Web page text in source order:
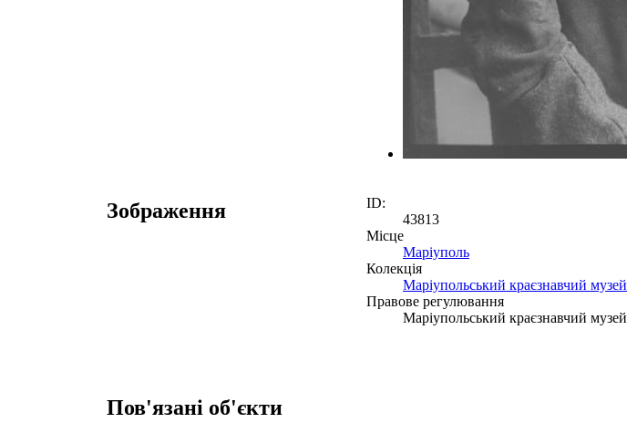
Зображення
ID:
43813
Місце
Маріуполь
Колекція
Маріупольський краєзнавчий музей
Правове регулювання
Маріупольський краєзнавчий музей
Пов'язані об'єкти